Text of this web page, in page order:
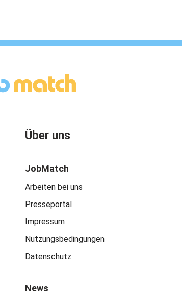
Über uns
JobMatch
Arbeiten bei uns
Presseportal
Impressum
Nutzungsbedingungen
Datenschutz
News